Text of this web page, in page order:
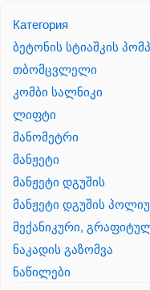
Категория
ბეტონის სტიაშკის
თბომცვლელი
კომბი სალნიკი
ლიფტი
მანომეტრი
მანჟეტი
მანჟეტი დგუშის
მანჟეტი დგუშის
მექანიკური,
ნაკადის გაზომვა
ნაწილები